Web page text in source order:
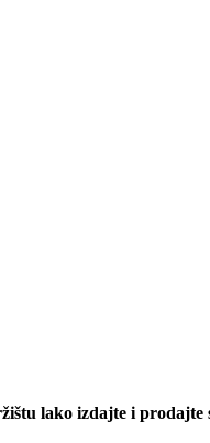
lako izdajte i prodajte